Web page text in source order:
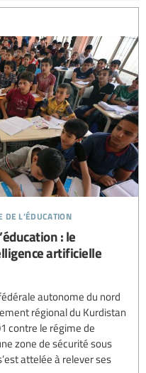
de l’éducation
: le
artificielle
autonome du nord
régional du Kurdistan
contre le régime de
zone de sécurité sous
attelée à relever ses